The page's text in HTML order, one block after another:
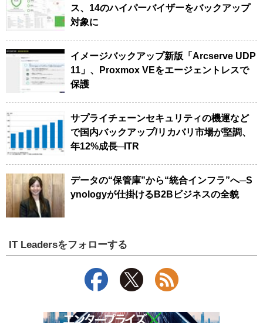
ス、14のハイパーバイザーをバックアップ
対象に
イメージバックアップ新版「Arcserve UDP
11」、Proxmox VEをエージェントレスで
保護
サプライチェーンセキュリティの機運など
で国内バックアップ/リカバリ市場が堅調、
年12%成長─ITR
データの“保管庫”から“統合インフラ”へ─S
ynologyが仕掛けるB2Bビジネスの全貌
IT Leadersをフォローする